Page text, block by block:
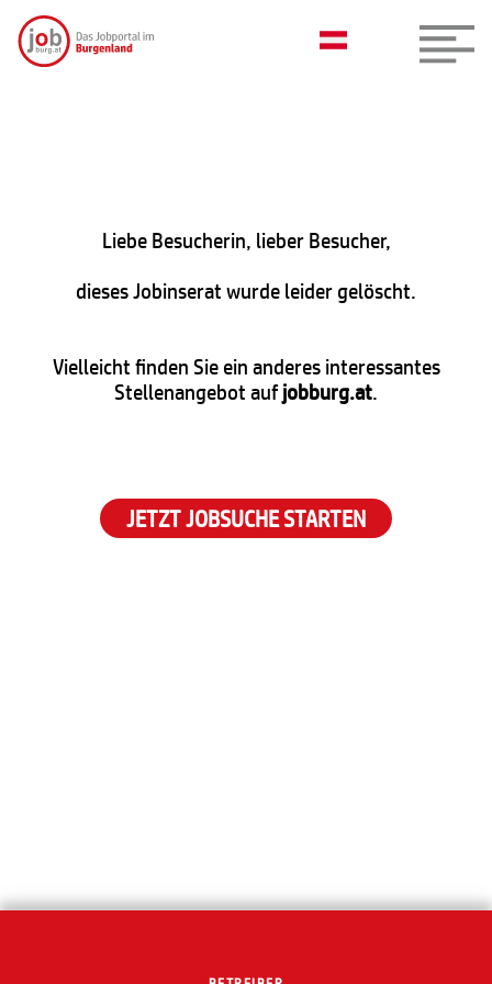
Liebe Besucherin, lieber Besucher,
dieses Jobinserat wurde leider gelöscht.
Vielleicht finden Sie ein anderes interessantes
Stellenangebot aufjobburg.at.
JETZT JOBSUCHE STARTEN